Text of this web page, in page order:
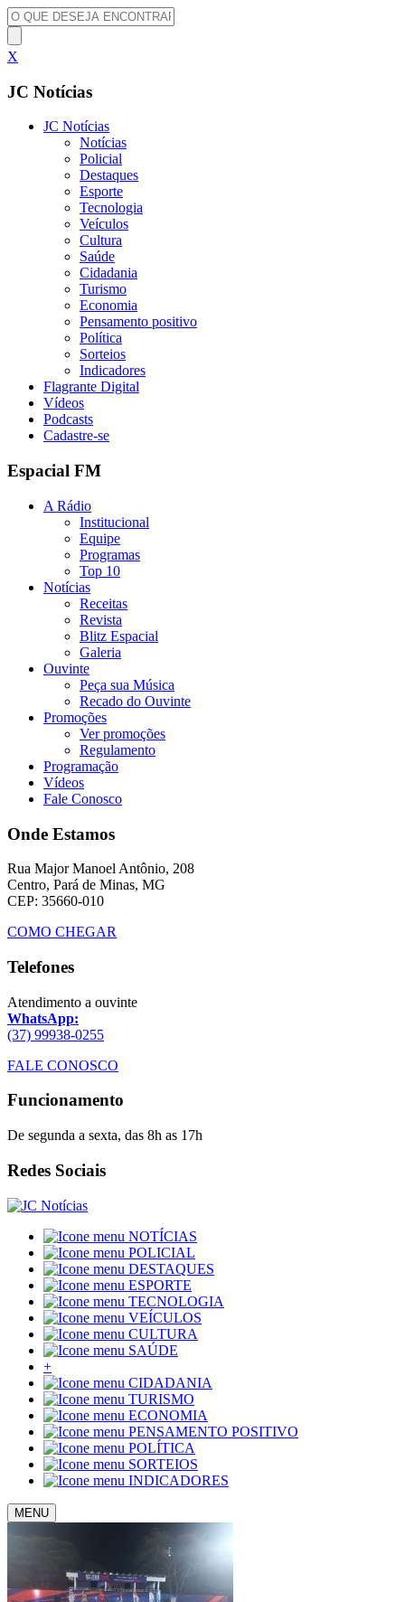
X
JC Notícias
JC Notícias
Notícias
Policial
Destaques
Esporte
Tecnologia
Veículos
Cultura
Saúde
Cidadania
Turismo
Economia
Pensamento positivo
Política
Sorteios
Indicadores
Flagrante Digital
Vídeos
Podcasts
Cadastre-se
Espacial FM
A Rádio
Institucional
Equipe
Programas
Top 10
Notícias
Receitas
Revista
Blitz Espacial
Galeria
Ouvinte
Peça sua Música
Recado do Ouvinte
Promoções
Ver promoções
Regulamento
Programação
Vídeos
Fale Conosco
Onde Estamos
Rua Major Manoel Antônio, 208
Centro, Pará de Minas, MG
CEP: 35660-010
COMO CHEGAR
Telefones
Atendimento a ouvinte
WhatsApp:
(37) 99938-0255
FALE CONOSCO
Funcionamento
De segunda a sexta, das 8h as 17h
Redes Sociais
NOTÍCIAS
POLICIAL
DESTAQUES
ESPORTE
TECNOLOGIA
VEÍCULOS
CULTURA
SAÚDE
+
CIDADANIA
TURISMO
ECONOMIA
PENSAMENTO POSITIVO
POLÍTICA
SORTEIOS
INDICADORES
MENU